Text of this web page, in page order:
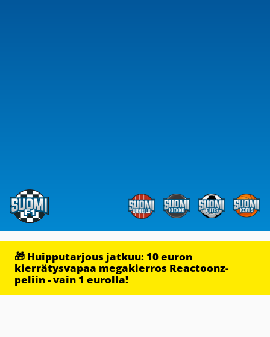
🎁 Huipputarjous jatkuu: 10 euron
kierrätysvapaa megakierros Reactoonz-
peliin - vain 1 eurolla!